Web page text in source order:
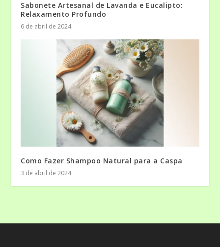
Sabonete Artesanal de Lavanda e Eucalipto:
Relaxamento Profundo
6 de abril de 2024
Como Fazer Shampoo Natural para a Caspa
3 de abril de 2024